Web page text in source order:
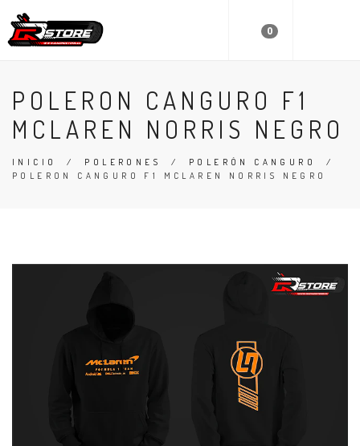
0
POLERON CANGURO F1
MCLAREN NORRIS NEGRO
INICIO / POLERONES / POLERÓN CANGURO
/
POLERON CANGURO F1 MCLAREN NORRIS NEGRO